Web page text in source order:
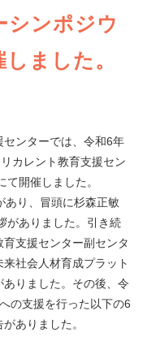
シンポジウ
ました。
ンターでは、令和6年
カレント教育支援セン
開催しました。
あり、冒頭に杉森正敏
がありました。引き続
支援センター副センタ
社会人材育成プラット
りました。その後、令
の支援を行った以下の6
ありました。